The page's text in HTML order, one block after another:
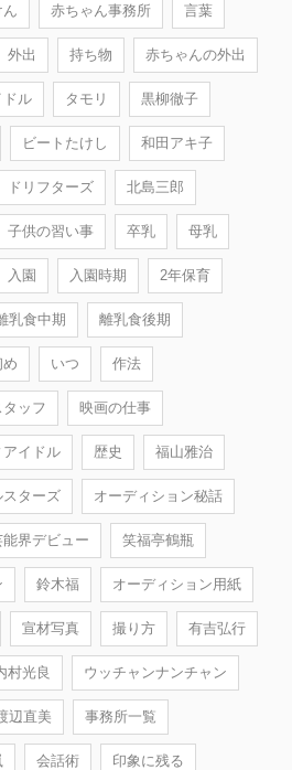
ん 赤ちゃん事務所 言葉
外出 持ち物 赤ちゃんの外出
ドル タモリ 黒柳徹子
ビートたけし 和田アキ子
ドリフターズ 北島三郎
子供の習い事 卒乳 母乳
入園 入園時期 2年保育
乳食中期 離乳食後期
め いつ 作法
ッフ 映画の仕事
アイドル 歴史 福山雅治
ターズ オーディション秘話
能界デビュー 笑福亭鶴瓶
鈴木福 オーディション用紙
宣材写真 撮り方 有吉弘行
村光良 ウッチャンナンチャン
辺直美 事務所一覧
会話術 印象に残る